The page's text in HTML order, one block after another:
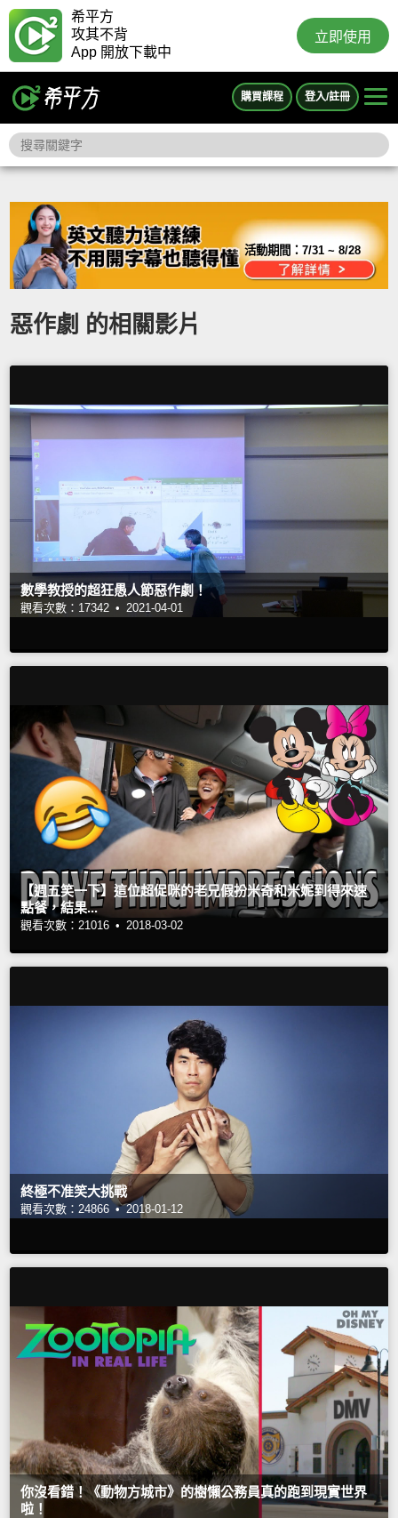
希平方
攻其不背
App 開放下載中
立即使用
購買課程 登入/註冊
活動期間：7/31 ~ 8/28
惡作劇 的相關影片
數學教授的超狂愚人節惡作劇！
觀看次數：17342 • 2021-04-01
【週五笑一下】這位超促咪的老兄假扮米奇和米妮到得來速
點餐，結果...
觀看次數：21016 • 2018-03-02
終極不准笑大挑戰
觀看次數：24866 • 2018-01-12
你沒看錯！《動物方城市》的樹懶公務員真的跑到現實世界
啦！